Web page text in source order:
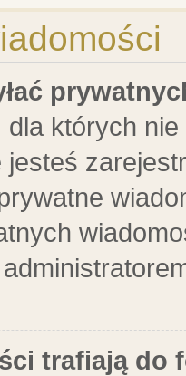
których
trafiają do